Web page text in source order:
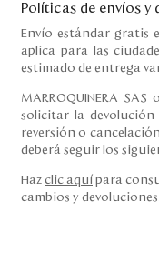
Políticas de envíos y
Envío estándar gratis
aplica para las
estimado de entrega
MARROQUINERA
solicitar la
reversión o
deberá seguir los
Haz clic aquí para
cambios y